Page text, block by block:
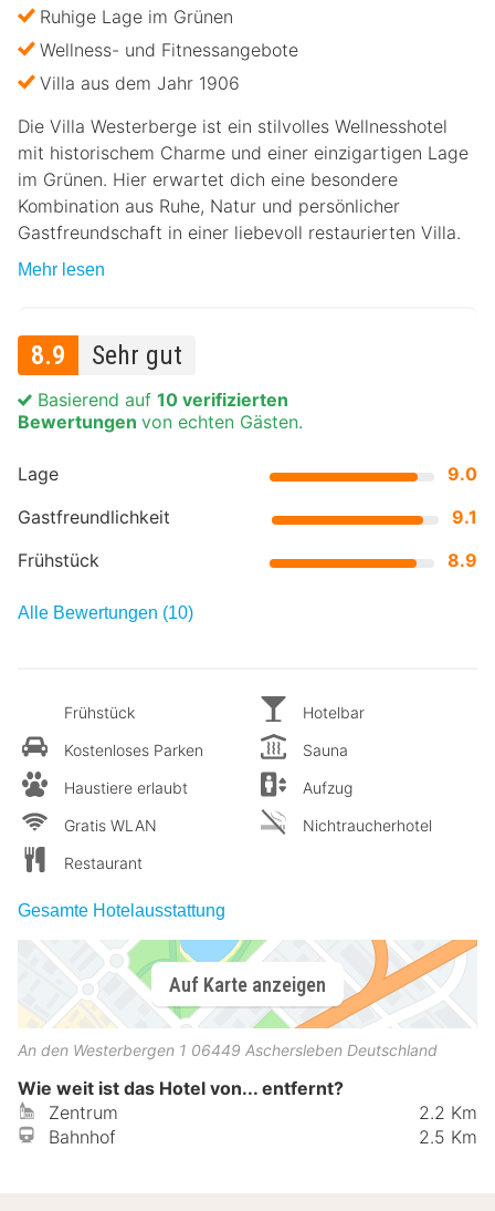
Ruhige Lage im Grünen
Wellness- und Fitnessangebote
Villa aus dem Jahr 1906
Die Villa Westerberge ist ein stilvolles Wellnesshotel
mit historischem Charme und einer einzigartigen Lage
im Grünen. Hier erwartet dich eine besondere
Kombination aus Ruhe, Natur und persönlicher
Gastfreundschaft in einer liebevoll restaurierten Villa.
Mehr lesen
8.9 Sehr gut
Lage
9.0
Gastfreundlichkeit
9.1
Frühstück
8.9
Basierend auf 10 verifizierten
Bewertungen von echten Gästen.
Alle Bewertungen (10)
Frühstück
Kostenloses Parken
Haustiere erlaubt
Gratis WLAN
Restaurant
Hotelbar
Sauna
Aufzug
Nichtraucherhotel
Gesamte Hotelausstattung
Auf Karte anzeigen
An den Westerbergen 1 06449 Aschersleben Deutschland
Wie weit ist das Hotel von... entfernt?
Zentrum
2.2 Km
Bahnhof
2.5 Km